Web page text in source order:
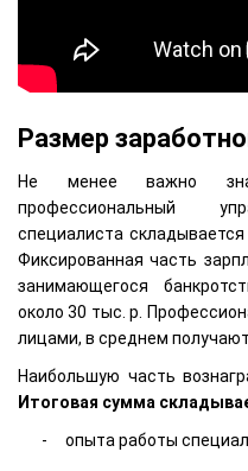
Размер
Не менее важно
профессиональный
специалиста
Фиксированная часть
занимающегося
около 30 тыс. р.
лицами, в среднем
Наибольшую часть
Итоговая сумма
опыта работы